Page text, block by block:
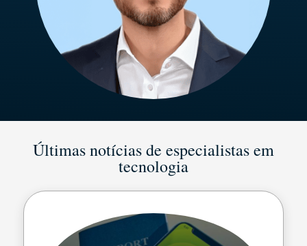
Últimas notícias de especialistas em
tecnologia